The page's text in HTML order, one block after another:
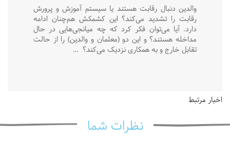
والدین دنبال رقابت هستند یا سیستم آموزش و پرورش
رقابت را تشدید می‌کند؟ این کشمکش هم‌چنان ادامه
دارد. آیا می‌توان فکر کرد که چه میانجی‌هایی در حال
مداخله هستند؟ و این دو (معلمان و والدین) را از حالت
تقابل خارج و به همکاری نزدیک می‌کند؟ …
اخبار مرتبط
نظرات شما